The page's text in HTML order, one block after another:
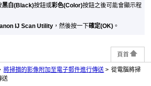
黑白(Black)按鈕或彩色(Color)按鈕之後可能會顯示程
IJ Scan Utility ，然後按一下確定(OK) 。
頁首
將掃描的影像附加至電子郵件進行傳送
從電腦將掃
送